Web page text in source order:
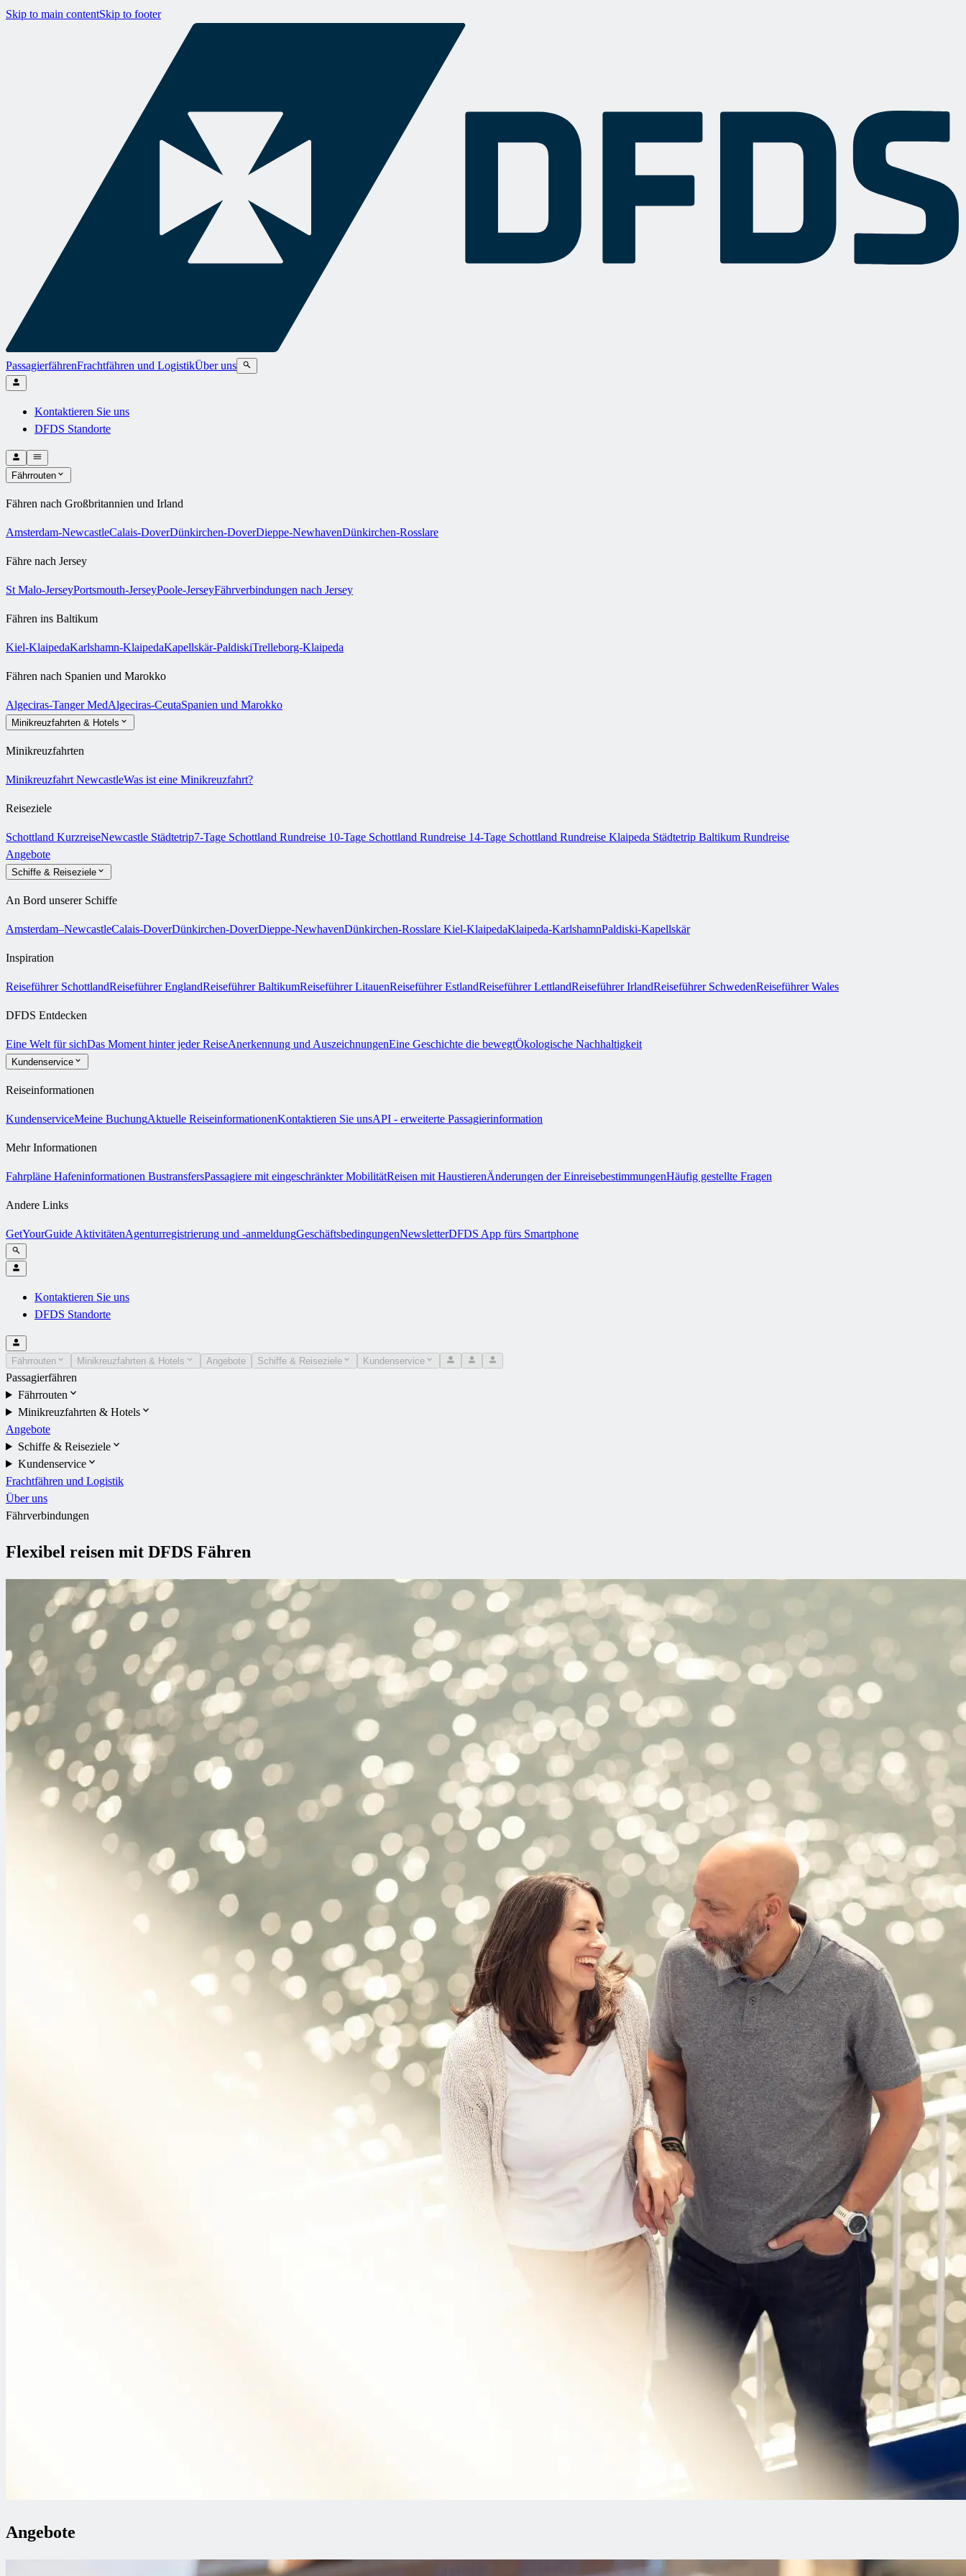
Skip to main contentSkip to footer
PassagierfährenFrachtfähren und LogistikÜber uns
Kontaktieren Sie uns
DFDS Standorte
Fährrouten
Fähren nach Großbritannien und Irland
Amsterdam-NewcastleCalais-DoverDünkirchen-DoverDieppe-NewhavenDünkirchen-Rosslare
Fähre nach Jersey
St Malo-JerseyPortsmouth-JerseyPoole-JerseyFährverbindungen nach Jersey
Fähren ins Baltikum
Kiel-KlaipedaKarlshamn-KlaipedaKapellskär-PaldiskiTrelleborg-Klaipeda
Fähren nach Spanien und Marokko
Algeciras-Tanger MedAlgeciras-CeutaSpanien und Marokko
Minikreuzfahrten & Hotels
Minikreuzfahrten
Minikreuzfahrt NewcastleWas ist eine Minikreuzfahrt?
Reiseziele
Schottland KurzreiseNewcastle Städtetrip7-Tage Schottland Rundreise 10-Tage Schottland Rundreise 14-Tage Schottland Rundreise Klaipeda Städtetrip Baltikum Rundreise
Angebote
Schiffe & Reiseziele
An Bord unserer Schiffe
Amsterdam–NewcastleCalais-DoverDünkirchen-DoverDieppe-NewhavenDünkirchen-Rosslare Kiel-KlaipedaKlaipeda-KarlshamnPaldiski-Kapellskär
Inspiration
Reiseführer SchottlandReiseführer EnglandReiseführer BaltikumReiseführer LitauenReiseführer EstlandReiseführer LettlandReiseführer IrlandReiseführer SchwedenReiseführer Wales
DFDS Entdecken
Eine Welt für sichDas Moment hinter jeder ReiseAnerkennung und AuszeichnungenEine Geschichte die bewegtÖkologische Nachhaltigkeit
Kundenservice
Reiseinformationen
KundenserviceMeine BuchungAktuelle ReiseinformationenKontaktieren Sie unsAPI - erweiterte Passagierinformation
Mehr Informationen
Fahrpläne Hafeninformationen BustransfersPassagiere mit eingeschränkter MobilitätReisen mit HaustierenÄnderungen der EinreisebestimmungenHäufig gestellte Fragen
Andere Links
GetYourGuide AktivitätenAgenturregistrierung und -anmeldungGeschäftsbedingungenNewsletterDFDS App fürs Smartphone
Kontaktieren Sie uns
DFDS Standorte
Fährrouten Minikreuzfahrten & Hotels Angebote Schiffe & Reiseziele Kundenservice
Passagierfähren
Fährrouten
Minikreuzfahrten & Hotels
Angebote
Schiffe & Reiseziele
Kundenservice
Frachtfähren und Logistik
Über uns
Fährverbindungen
Flexibel reisen mit DFDS Fähren
Angebote